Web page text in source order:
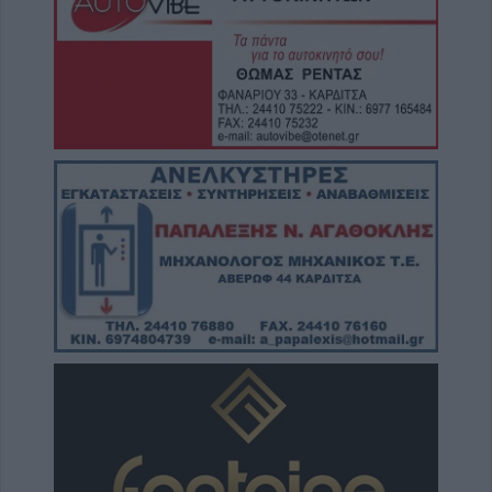
7 Αυγούστου 2026, 11:17
Δίκτυο Αλληλεγγύης: "Λευτεριά στην
Παλαιστίνη - 9 Αυγούστου 2026:
Πανελλαδική ημέρα δράσης σε νησιά, βουνά
και πόλεις ενάντια στη γενοκτονία στην
Παλαιστίνη"
7 Αυγούστου 2026, 11:06
ΛΑ.ΣΥ. Θεσσαλίας: "Η περιφερειακή αρχή
Θεσσαλίας κάνει πως δεν βλέπει την
συνεχιζόμενη εδώ και χρόνια ρύπανση του
Γκουσμπασανιώτη ποταμού"
7 Αυγούστου 2026, 10:59
Άκυρες οι εγκύκλιοι που δεν αναρτώνται στις
ιστοσελίδες των φορέων του δημοσίου από
1ης Οκτωβρίου 2026
Ταϊλάνδη: Έφηβος σκότωσε παππού και